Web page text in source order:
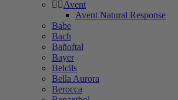
Avent
Avent Natural Response
Babe
Bach
Bañoftal
Bayer
Belcils
Bella Aurora
Berocca